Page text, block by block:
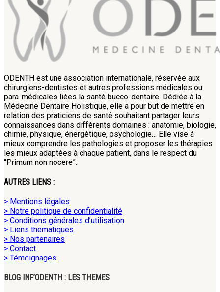
ODENTH est une association internationale, réservée aux
chirurgiens-dentistes et autres professions médicales ou
para-médicales liées la santé bucco-dentaire. Dédiée à la
Médecine Dentaire Holistique, elle a pour but de mettre en
relation des praticiens de santé souhaitant partager leurs
connaissances dans différents domaines : anatomie, biologie,
chimie, physique, énergétique, psychologie… Elle vise à
mieux comprendre les pathologies et proposer les thérapies
les mieux adaptées à chaque patient, dans le respect du
“Primum non nocere”.
AUTRES LIENS :
> Mentions légales
> Notre politique de confidentialité
> Conditions générales d’utilisation
> Liens thématiques
> Nos partenaires
> Contact
> Témoignages
BLOG INF’ODENTH : LES THEMES